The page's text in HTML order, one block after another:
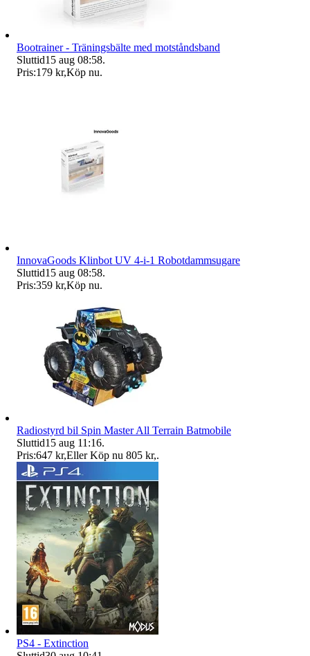
Bootrainer - Träningsbälte med motståndsband
Sluttid15 aug 08:58.
Pris:179 kr,Köp nu.
InnovaGoods Klinbot UV 4-i-1 Robotdammsugare
Sluttid15 aug 08:58.
Pris:359 kr,Köp nu.
Radiostyrd bil Spin Master All Terrain Batmobile
Sluttid15 aug 11:16.
Pris:647 kr,Eller Köp nu 805 kr,.
PS4 - Extinction